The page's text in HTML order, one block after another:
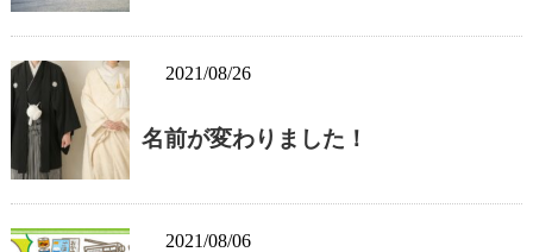
2021/08/26
名前が変わりました！
2021/08/06